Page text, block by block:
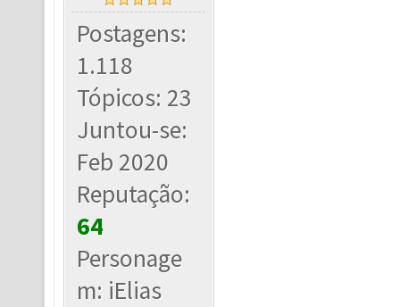
Postagens:
1.118
Tópicos: 23
Juntou-se:
Feb 2020
Reputação:
64
Personage
m: iElias